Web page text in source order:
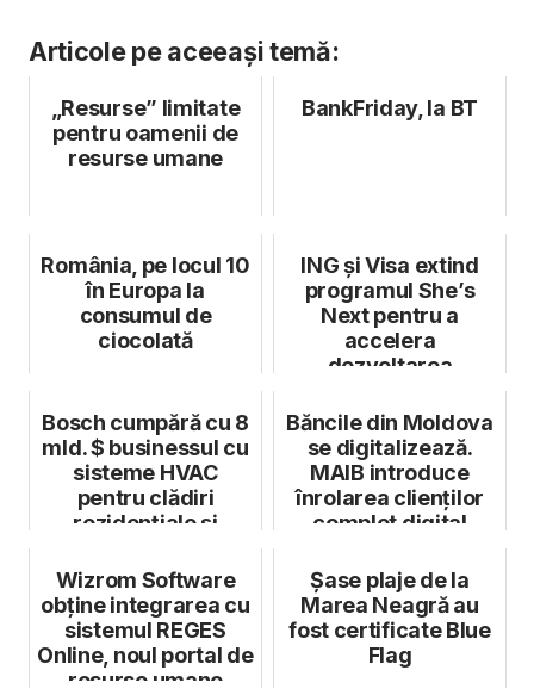
Articole pe aceeași temă:
„Resurse” limitate
pentru oamenii de
resurse umane
BankFriday, la BT
România, pe locul 10
în Europa la
consumul de
ciocolată
ING și Visa extind
programul She’s
Next pentru a
accelera
dezvoltarea
de femei
Bosch cumpără cu 8
mld. $ businessul cu
sisteme HVAC
pentru clădiri
rezidențiale și
Băncile din Moldova
se digitalizează.
MAIB introduce
înrolarea clienților
complet digital
Wizrom Software
obține integrarea cu
sistemul REGES
Online, noul portal de
resurse umane
Șase plaje de la
Marea Neagră au
fost certificate Blue
Flag